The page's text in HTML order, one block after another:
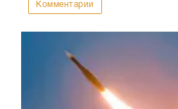
Комментарии